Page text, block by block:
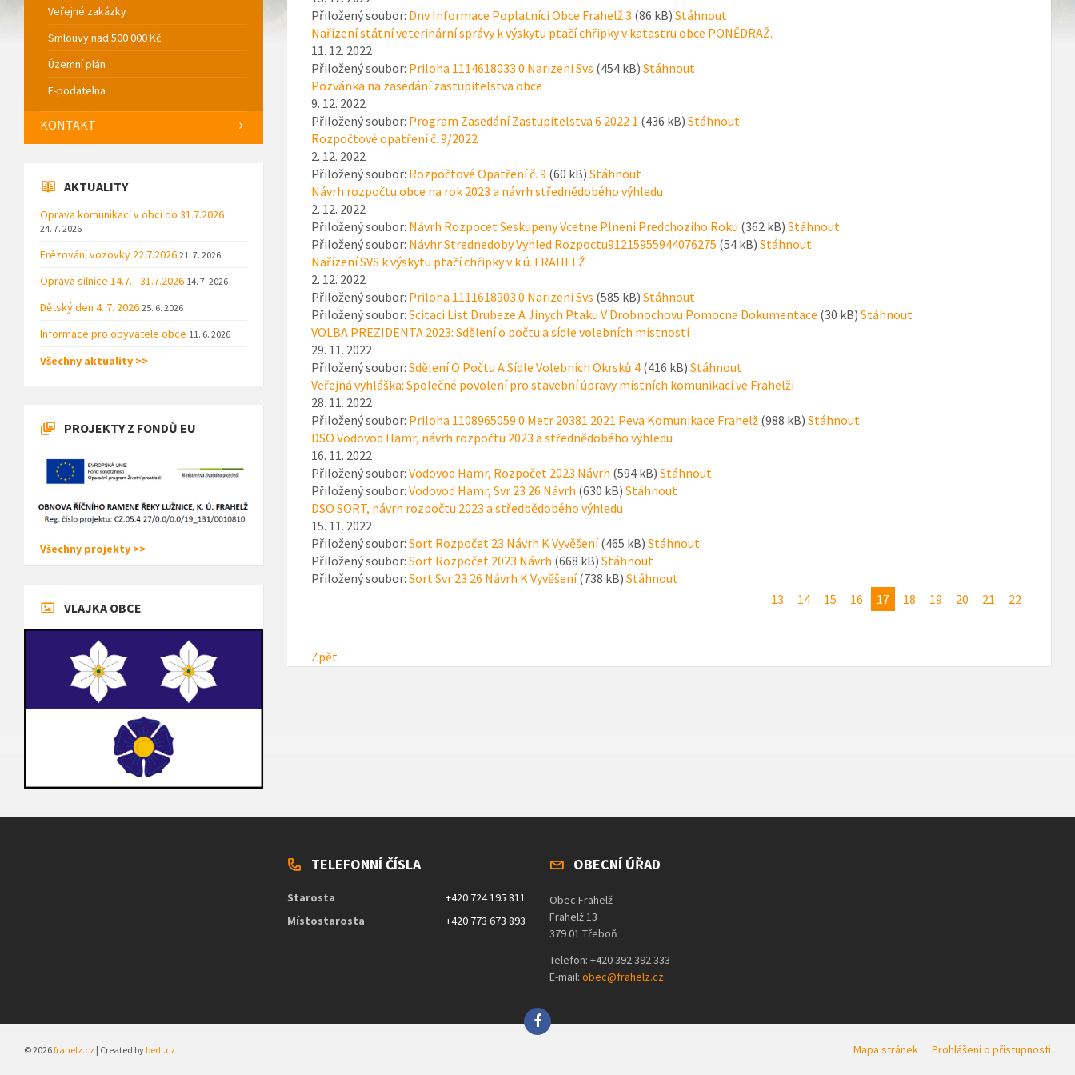
Přiložený soubor: Dnv Informace Poplatníci Obce Frahelž 3 (86 kB) Stáhnout
Nařízení státní veterinární správy k výskytu ptačí chřipky v katastru obce PONĚDRAŽ.
11. 12. 2022
Přiložený soubor: Priloha 1114618033 0 Narizeni Svs (454 kB) Stáhnout
Pozvánka na zasedání zastupitelstva obce
9. 12. 2022
Přiložený soubor: Program Zasedání Zastupitelstva 6 2022 1 (436 kB) Stáhnout
Rozpočtové opatření č. 9/2022
2. 12. 2022
Přiložený soubor: Rozpočtové Opatření č. 9 (60 kB) Stáhnout
Návrh rozpočtu obce na rok 2023 a návrh střednědobého výhledu
2. 12. 2022
Přiložený soubor: Návrh Rozpocet Seskupeny Vcetne Plneni Predchoziho Roku (362 kB) Stáhnout
Přiložený soubor: Návhr Strednedoby Vyhled Rozpoctu91215955944076275 (54 kB) Stáhnout
Nařízení SVS k výskytu ptačí chřipky v k.ú. FRAHELŽ
2. 12. 2022
Přiložený soubor: Priloha 1111618903 0 Narizeni Svs (585 kB) Stáhnout
Přiložený soubor: Scitaci List Drubeze A Jinych Ptaku V Drobnochovu Pomocna Dokumentace (30 kB) Stáhnout
VOLBA PREZIDENTA 2023: Sdělení o počtu a sídle volebních místností
29. 11. 2022
Přiložený soubor: Sdělení O Počtu A Sídle Volebních Okrsků 4(416 kB) Stáhnout
Veřejná vyhláška: Společné povolení pro stavební úpravy místních komunikací ve Frahelži
28. 11. 2022
Přiložený soubor: Priloha 1108965059 0 Metr 20381 2021 Peva Komunikace Frahelž(988 kB) Stáhnout
DSO Vodovod Hamr, návrh rozpočtu 2023 a střednědobého výhledu
16. 11. 2022
Přiložený soubor: Vodovod Hamr, Rozpočet 2023 Návrh (594 kB) Stáhnout
Přiložený soubor: Vodovod Hamr, Svr 23 26 Návrh (630 kB) Stáhnout
DSO SORT, návrh rozpočtu 2023 a středbědobého výhledu
15. 11. 2022
Přiložený soubor: Sort Rozpočet 23 Návrh K Vyvěšení(465 kB) Stáhnout
Přiložený soubor: Sort Rozpočet 2023 Návrh (668 kB) Stáhnout
Přiložený soubor: Sort Svr 23 26 Návrh K Vyvěšení(738 kB) Stáhnout
13
14 15 16 17 18 19 20 21 22
Zpět
Veřejné zakázky
Smlouvy nad 500 000 Kč
Územní plán
E-podatelna
KONTAKT
AKTUALITY
Oprava komunikací v obci do 31.7.2026
24. 7. 2026
Frézování vozovky 22.7.2026 21. 7. 2026
Oprava silnice 14.7. - 31.7.2026 14. 7. 2026
Dětský den 4. 7. 2026 25. 6. 2026
Informace pro obyvatele obce 11. 6. 2026
Všechny aktuality >>
PROJEKTY Z FONDŮ EU
Všechny projekty >>
VLAJKA OBCE
TELEFONNÍ ČÍSLA
Starosta
+420 724 195 811
Místostarosta
+420 773 673 893
OBECNÍ ÚŘAD
Obec Frahelž
Frahelž 13
379 01 Třeboň
Telefon: +420 392 392 333
E-mail: obec@frahelz.cz
Mapa stránek Prohlášení o přístupnosti
© 2026frahelz.cz | Created bybedi.cz